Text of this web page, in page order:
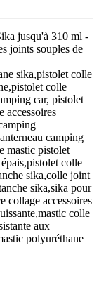
jusqu'à 310 ml -
joints souples de
sika,pistolet colle
colle
car, pistolet
accessoires
camping
mastic pistolet
colle
sika,colle joint
sika,sika pour
collage accessoires
colle
aux
polyuréthane